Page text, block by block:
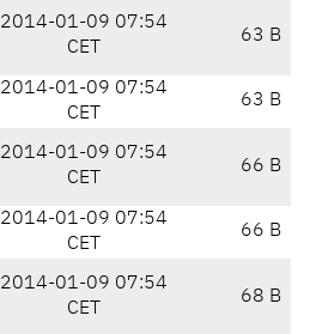
2014-01-09 07:54
CET
63 B
2014-01-09 07:54
CET
63 B
2014-01-09 07:54
CET
66 B
2014-01-09 07:54
CET
66 B
2014-01-09 07:54
CET
68 B